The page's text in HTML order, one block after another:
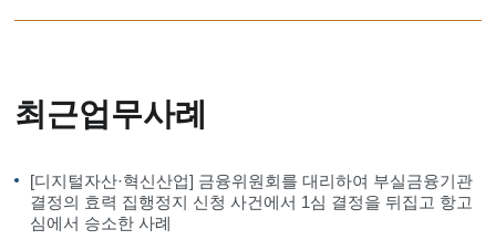
최근업무사례
[디지털자산·혁신산업] 금융위원회를 대리하여 부실금융기관
결정의 효력 집행정지 신청 사건에서 1심 결정을 뒤집고 항고
심에서 승소한 사례